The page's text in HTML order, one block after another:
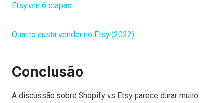
Etsy em 6 etapas
Quanto custa vender no Etsy (2022)
Conclusão
A discussão sobre Shopify vs Etsy parece durar muito